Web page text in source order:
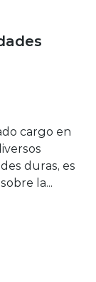
cargo en
duras, es
la...